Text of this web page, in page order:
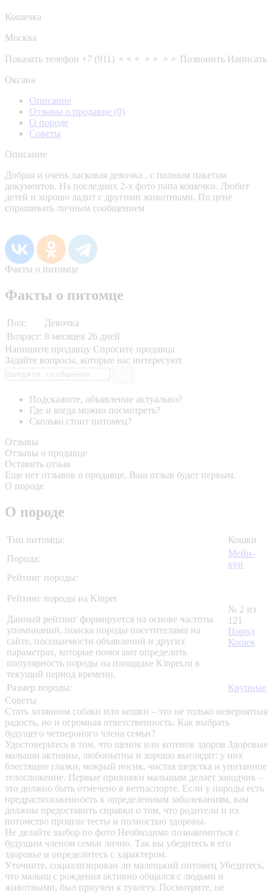
Кошечка
Москва
Показать телефон +7 (911) ⚬⚬⚬ ⚬⚬ ⚬⚬ Позвонить Написать
Оксана
Описание
Отзывы о продавце (0)
О породе
Советы
Описание
Добрая и очень ласковая девочка , с полным пакетом
документов. На последних 2-х фото папа кошечки. Любит
детей и хорошо ладит с другими животными. По цене
спрашивать личным сообщением
Факты о питомце
Факты о питомце
Пол:
Девочка
Возраст: 8 месяцев 26 дней
Напишите продавцу Спросите продавца
Задайте вопросы, которые вас интересуют
Подскажите, объявление актуально?
Где и когда можно посмотреть?
Сколько стоит питомец?
Отзывы
Отзывы о продавце
Оставить отзыв
Еще нет отзывов о продавце. Ваш отзыв будет первым.
О породе
О породе
Тип питомца:
Кошки
Порода:
Мейн-
кун
Рейтинг породы:
Рейтинг породы на Kinpet
Данный рейтинг формируется на основе частоты
упоминаний, поиска породы посетителями на
сайте, посещаемости объявлений и других
параметрах, которые помогают определить
популярность породы на площадке Kinpet.ru в
текущий период времени.
№ 2 из
121
Пород
Кошек
Размер породы:
Крупные
Советы
Стать хозяином собаки или кошки – это не только невероятная
радость, но и огромная ответственность. Как выбрать
будущего четвероного члена семьи?
Удостоверьтесь в том, что щенок или котенок здоров Здоровые
малыши активны, любопытны и хорошо выглядят: у них
блестящие глазки, мокрый носик, чистая шерстка и упитанное
телосложение. Первые прививки малышам делает заводчик –
это должно быть отмечено в ветпаспорте. Если у породы есть
предрасположенность к определенным заболеваниям, вам
должны предоставить справки о том, что родители и их
потомство прошли тесты и полностью здоровы.
Не делайте выбор по фото Необходимо познакомиться с
будущим членом семьи лично. Так вы убедитесь в его
здоровье и определитесь с характером.
Уточните, социализирован ли маленький питомец Убедитесь,
что малыш с рождения активно общался с людьми и
животными, был приучен к туалету. Посмотрите, не